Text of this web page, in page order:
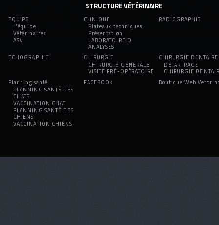
STRUCTURE VÉTÉRINAIRE
EQUIPE
L'équipe
Vétérinaires
ASV
CLINIQUE
Plateaux techniques
Présentation
LABORATOIRE D'
ANALYSES
RADIOGRAPHIE
ECHOGRAPHIE
CHIRURGIE
CHIRURGIE GENERALE
VISITE PRÉ-OPÉRATOIRE
CHIRURGIE DENTAIRE
DETARTRAGE
CHIRURGIE
Planning santé
PLANNING SANTÉ DES
CHATS
VACCINATION CHAT
PLANNING SANTÉ DES
CHIENS
VACCINATION CHIENS
FACEBOOK Boutique Web